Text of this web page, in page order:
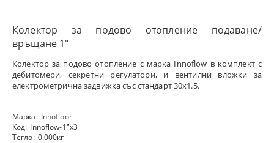
Колектор за подово отопление подаване/
връщане 1″
Колектор за подово отопление с марка Innoflow в комплект с
дебитомери, секретни регулатори, и вентилни вложки за
електрометрична задвижка със стандарт 30х1.5.
Марка: Innofloor
Код: Innoflow-1"х3
Тегло: 0.000кг